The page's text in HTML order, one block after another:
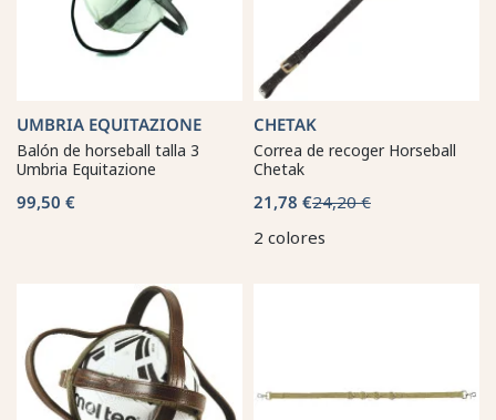
UMBRIA EQUITAZIONE
Balón de horseball talla 3
Umbria Equitazione
99,50 €
CHETAK
Correa de recoger Horseball
Chetak
21,78 €24,20 €
2 colores